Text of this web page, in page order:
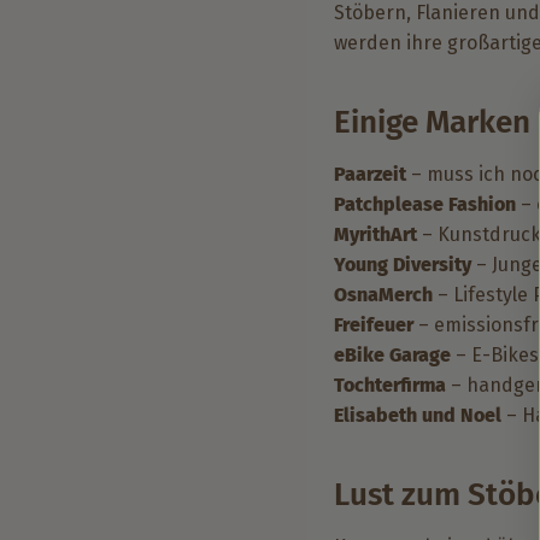
Stöbern, Flanieren
werden ihre
Einige Marken
Paarzeit – muss ich
Patchplease Fashion –
MyrithArt –
Young Diversity–
OsnaMerch – Lifestyle
Freifeuer–
eBike Garage – E-
Tochterfirma –
Elisabeth und Noel –
Lust zum